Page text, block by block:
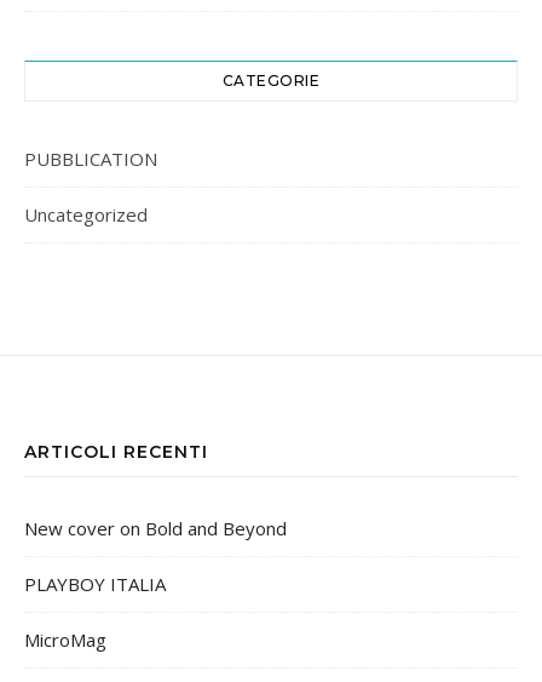
CATEGORIE
PUBBLICATION
Uncategorized
ARTICOLI RECENTI
New cover on Bold and Beyond
PLAYBOY ITALIA
MicroMag